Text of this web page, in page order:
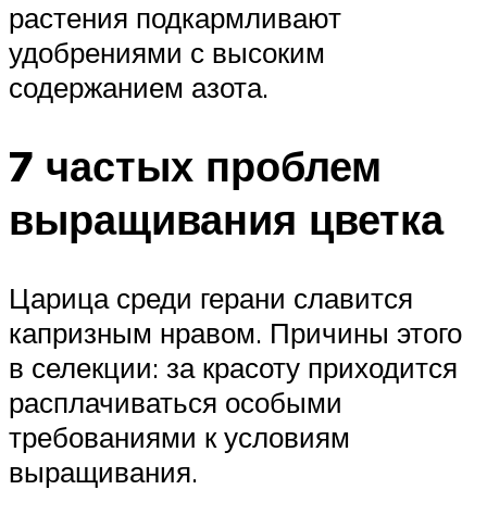
растения подкармливают
удобрениями с высоким
содержанием азота.
7 частых проблем
выращивания цветка
Царица среди герани славится
капризным нравом. Причины этого
в селекции: за красоту приходится
расплачиваться особыми
требованиями к условиям
выращивания.